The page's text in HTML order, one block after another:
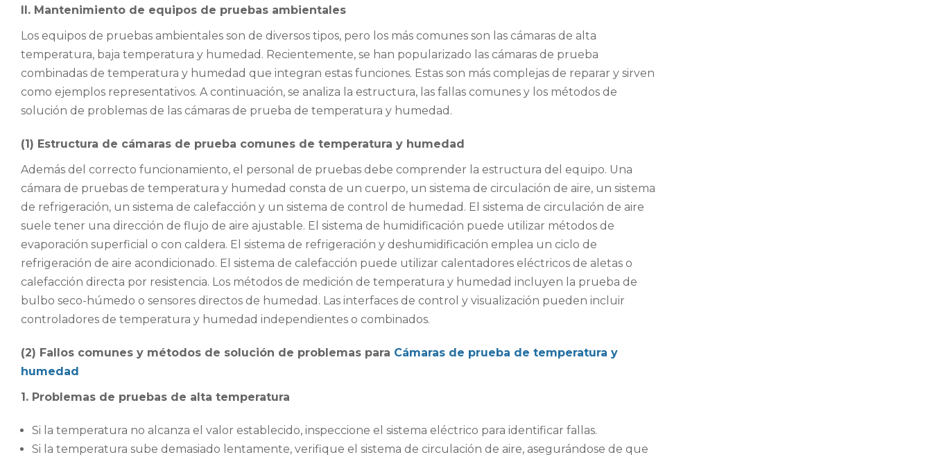
II. Mantenimiento de equipos de pruebas ambientales
Los equipos de pruebas ambientales son de diversos tipos, pero los más comunes son las cámaras de alta
temperatura, baja temperatura y humedad. Recientemente, se han popularizado las cámaras de prueba
combinadas de temperatura y humedad que integran estas funciones. Estas son más complejas de reparar y sirven
como ejemplos representativos. A continuación, se analiza la estructura, las fallas comunes y los métodos de
solución de problemas de las cámaras de prueba de temperatura y humedad.
(1) Estructura de cámaras de prueba comunes de temperatura y humedad
Además del correcto funcionamiento, el personal de pruebas debe comprender la estructura del equipo. Una
cámara de pruebas de temperatura y humedad consta de un cuerpo, un sistema de circulación de aire, un sistema
de refrigeración, un sistema de calefacción y un sistema de control de humedad. El sistema de circulación de aire
suele tener una dirección de flujo de aire ajustable. El sistema de humidificación puede utilizar métodos de
evaporación superficial o con caldera. El sistema de refrigeración y deshumidificación emplea un ciclo de
refrigeración de aire acondicionado. El sistema de calefacción puede utilizar calentadores eléctricos de aletas o
calefacción directa por resistencia. Los métodos de medición de temperatura y humedad incluyen la prueba de
bulbo seco-húmedo o sensores directos de humedad. Las interfaces de control y visualización pueden incluir
controladores de temperatura y humedad independientes o combinados.
(2) Fallos comunes y métodos de solución de problemas para Cámaras de prueba de temperatura y
humedad
1. Problemas de pruebas de alta temperatura
Si la temperatura no alcanza el valor establecido, inspeccione el sistema eléctrico para identificar fallas.
Si la temperatura sube demasiado lentamente, verifique el sistema de circulación de aire, asegurándose de que